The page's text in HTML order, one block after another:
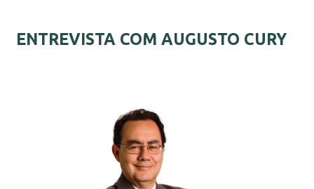
ENTREVISTA COM AUGUSTO CURY